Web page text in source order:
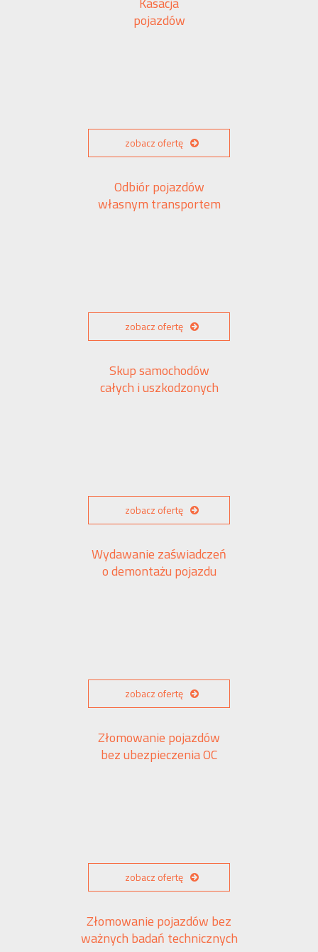
pojazdów
zobacz ofertę
Odbiór pojazdów
własnym transportem
zobacz ofertę
Skup samochodów
całych i uszkodzonych
zobacz ofertę
Wydawanie zaświadczeń
o demontażu pojazdu
zobacz ofertę
Złomowanie pojazdów
bez ubezpieczenia OC
zobacz ofertę
Złomowanie pojazdów bez
ważnych badań technicznych